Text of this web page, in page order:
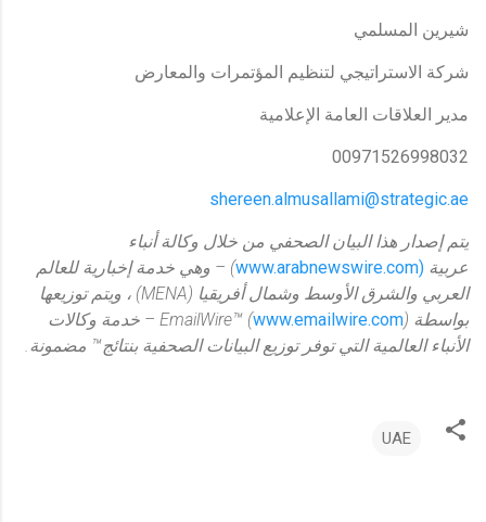
شيرين المسلمي
شركة الاستراتيجي لتنظيم المؤتمرات والمعارض
مدير العلاقات العامة الإعلامية
00971526998032
shereen.almusallami@strategic.ae
يتم إصدار هذا البيان الصحفي من خلال وكالة أنباء
عربية (www.arabnewswire.com
) – وهي خدمة إخبارية للعالم
العربي والشرق الأوسط وشمال أفريقيا (MENA)
، ويتم توزيعها
بواسطة
EmailWire™ (www.emailwire.com) –
خدمة وكالات
الأنباء العالمية التي توفر توزيع البيانات الصحفية بنتائج™ مضمونة.
UAE